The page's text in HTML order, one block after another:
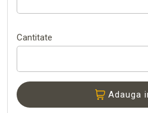
Cantitate
Adauga